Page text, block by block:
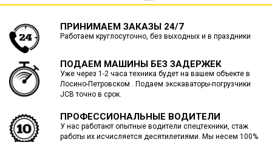
ПРИНИМАЕМ ЗАКАЗЫ 24/7
Работаем круглосуточно, без выходных и в праздники
ПОДАЕМ МАШИНЫ БЕЗ ЗАДЕРЖЕК
Уже через 1-2 часа техника будет на вашем объекте в
Лосино-Петровском . Подаем экскаваторы-погрузчики
JCB точно в срок.
ПРОФЕССИОНАЛЬНЫЕ ВОДИТЕЛИ
У нас работают опытные водители спецтехники, стаж
работы их исчисляется десятилетиями. Мы несем 100%